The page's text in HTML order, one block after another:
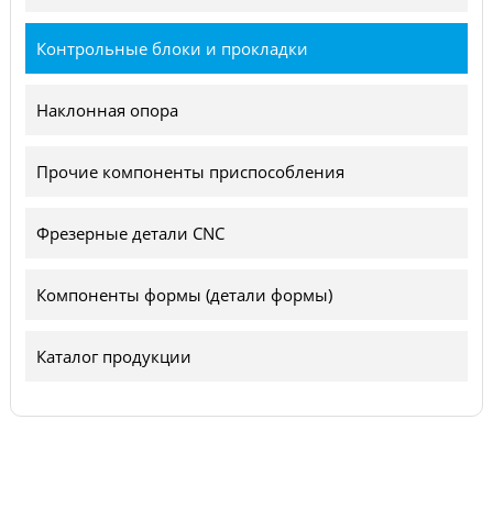
Контрольные блоки и прокладки
Наклонная опора
Прочие компоненты приспособления
Фрезерные детали CNC
Компоненты формы (детали формы)
Каталог продукции